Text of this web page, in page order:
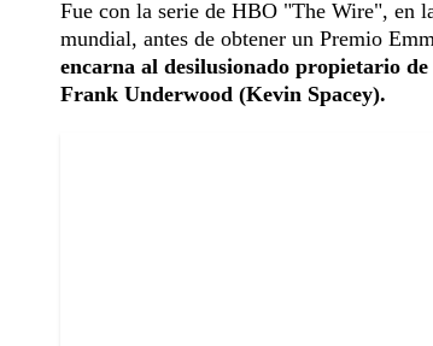
Fue con la serie de HBO "The Wire", en
mundial, antes de obtener un Premio
encarna al desilusionado propietario
Frank Underwood (Kevin Spacey).